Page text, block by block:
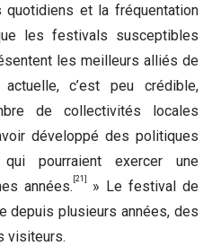
et la fréquentation
les festivals susceptibles
les meilleurs alliés de
actuelle, c’est peu crédible,
de collectivités locales
développé des politiques
qui pourraient exercer une
années. [21]
» Le festival de
depuis plusieurs années, des
visiteurs.